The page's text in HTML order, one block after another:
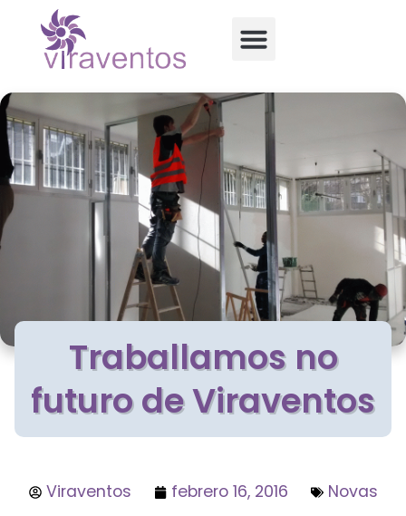
Traballamos no
futuro de Viraventos
Viraventos febrero 16, 2016
Novas